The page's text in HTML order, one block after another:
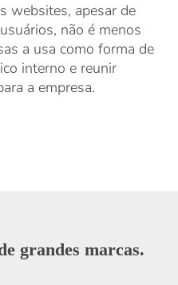
websites, apesar de
não é menos
a usa como forma de
interno e reunir
a empresa.
grandes marcas.